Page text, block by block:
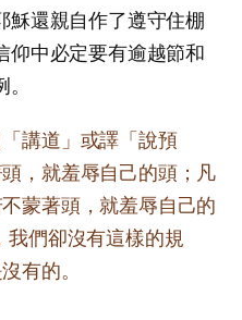
穌還親自作了遵守住棚
仰中必定要有逾越節和
講道」或譯「說預
，就羞辱自己的頭；凡
蒙著頭，就羞辱自己的
們卻沒有這樣的規
有的。